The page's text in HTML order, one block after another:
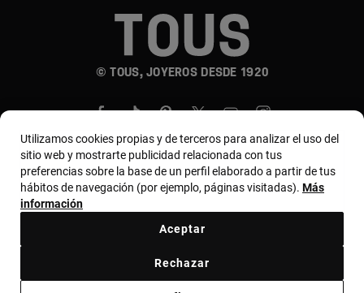
© TOUS, JOYEROS DESDE 1920
País y moneda:Costa Rica / US Dollar
Utilizamos cookies propias y de terceros para analizar el uso del
sitio web y mostrarte publicidad relacionada con tus
preferencias sobre la base de un perfil elaborado a partir de tus
hábitos de navegación (por ejemplo, páginas visitadas). Más
información
Rechazar
Aceptar